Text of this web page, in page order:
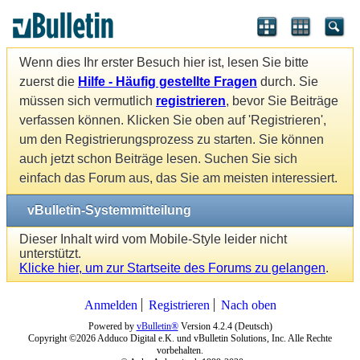
Wenn dies Ihr erster Besuch hier ist, lesen Sie bitte
zuerst die Hilfe - Häufig gestellte Fragen durch. Sie
müssen sich vermutlich registrieren, bevor Sie Beiträge
verfassen können. Klicken Sie oben auf 'Registrieren',
um den Registrierungsprozess zu starten. Sie können
auch jetzt schon Beiträge lesen. Suchen Sie sich
einfach das Forum aus, das Sie am meisten interessiert.
vBulletin-Systemmitteilung
Dieser Inhalt wird vom Mobile-Style leider nicht
unterstützt.
Klicke hier, um zur Startseite des Forums zu gelangen.
Anmelden Registrieren Nach oben
Powered by vBulletin®Version 4.2.4 (Deutsch)
Copyright ©2026 Adduco Digital e.K. und vBulletin Solutions, Inc. Alle Rechte
vorbehalten.